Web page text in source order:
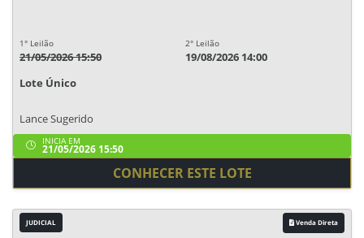
1° Leilão
21/05/2026 15:50
2° Leilão
19/08/2026 14:00
Lote Único
Lance Sugerido
INICIA EM
21/05/2026 15:50
CONHECER ESTE LOTE
JUDICIAL Venda Direta